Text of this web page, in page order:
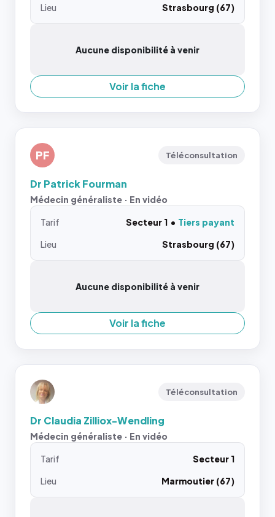
Lieu Strasbourg (67)
Aucune disponibilité à venir
Voir la fiche
PF Téléconsultation
Dr Patrick Fourman
Médecin généraliste · En vidéo
Tarif Secteur 1
Tiers payant
Lieu
Strasbourg (67)
Aucune disponibilité à venir
Voir la fiche
Téléconsultation
Dr Claudia Zilliox-Wendling
Médecin généraliste · En vidéo
Tarif
Secteur 1
Lieu
Marmoutier (67)